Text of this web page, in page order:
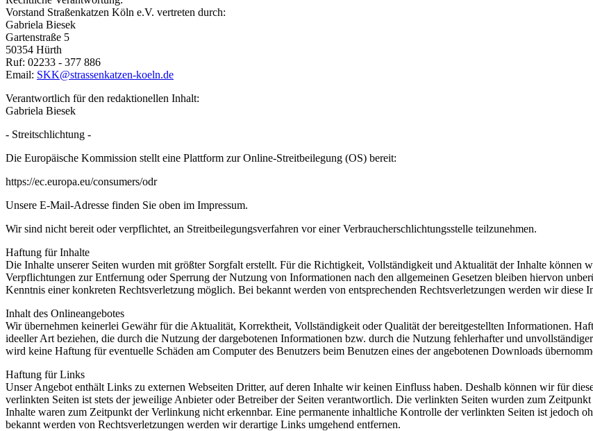
Vorstand Straßenkatzen Köln e.V. vertreten durch:
Gabriela Biesek
Gartenstraße 5
50354 Hürth
Ruf: 02233 - 377 886
Email: SKK@strassenkatzen-koeln.de
Verantwortlich für den redaktionellen Inhalt:
Gabriela Biesek
- Streitschlichtung -
Die Europäische Kommission stellt eine Plattform zur Online-Streitbeilegung (OS) bereit:
https://ec.europa.eu/consumers/odr
Unsere E-Mail-Adresse finden Sie oben im Impressum.
Wir sind nicht bereit oder verpflichtet, an Streitbeilegungsverfahren vor einer Verbraucherschlichtungsstelle teilzunehmen.
Haftung für Inhalte
Die Inhalte unserer Seiten wurden mit größter Sorgfalt erstellt. Für die Richtigkeit, Vollständigkeit und Aktualität der Inhalte können
Verpflichtungen zur Entfernung oder Sperrung der Nutzung von Informationen nach den allgemeinen Gesetzen bleiben hiervon
Kenntnis einer konkreten Rechtsverletzung möglich. Bei bekannt werden von entsprechenden Rechtsverletzungen werden wir diese
Inhalt des Onlineangebotes
Wir übernehmen keinerlei Gewähr für die Aktualität, Korrektheit, Vollständigkeit oder Qualität der bereitgestellten Informationen.
ideeller Art beziehen, die durch die Nutzung der dargebotenen Informationen bzw. durch die Nutzung fehlerhafter und
wird keine Haftung für eventuelle Schäden am Computer des Benutzers beim Benutzen eines der angebotenen Downloads
Haftung für Links
Unser Angebot enthält Links zu externen Webseiten Dritter, auf deren Inhalte wir keinen Einfluss haben. Deshalb können wir für
verlinkten Seiten ist stets der jeweilige Anbieter oder Betreiber der Seiten verantwortlich. Die verlinkten Seiten wurden zum
Inhalte waren zum Zeitpunkt der Verlinkung nicht erkennbar. Eine permanente inhaltliche Kontrolle der verlinkten Seiten ist jedoch
bekannt werden von Rechtsverletzungen werden wir derartige Links umgehend entfernen.